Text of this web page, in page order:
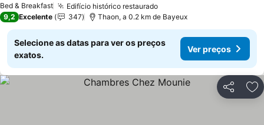
Bed & Breakfast Edifício histórico restauradoVer preços
9,2 Excelente 347 Thaon, a 0.2 km de Bayeux
Selecione as datas para ver os preços
exatos.
Ver preços
Partilhar